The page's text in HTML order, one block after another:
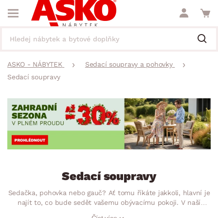
ASKO - NÁBYTEK
Sedací soupravy a pohovky
Sedací soupravy
Sedací soupravy
Sedačka, pohovka nebo gauč? Ať tomu říkáte jakkoli, hlavní je
najít to, co bude sedět vašemu obývacímu pokoji. V naší